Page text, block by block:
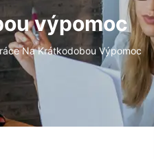
výpomoc
Na Krátkodobou Výpomoc